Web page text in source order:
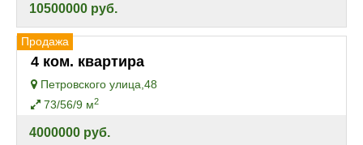
10500000 руб.
Продажа
4 ком. квартира
Петровского улица,48
73/56/9 м2
4000000 руб.